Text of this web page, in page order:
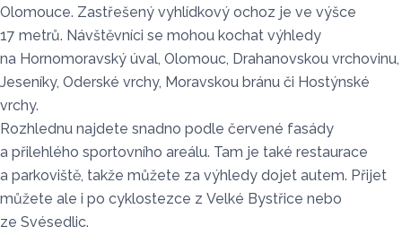
Olomouce. Zastřešený vyhlídkový ochoz je ve výšce
17 metrů. Návštěvníci se mohou kochat výhledy
na Hornomoravský úval, Olomouc, Drahanovskou vrchovinu,
Jeseníky, Oderské vrchy, Moravskou bránu či Hostýnské
vrchy.
Rozhlednu najdete snadno podle červené fasády
a přilehlého sportovního areálu. Tam je také restaurace
a parkoviště, takže můžete za výhledy dojet autem. Přijet
můžete ale i po cyklostezce z Velké Bystřice nebo
ze Svésedlic.